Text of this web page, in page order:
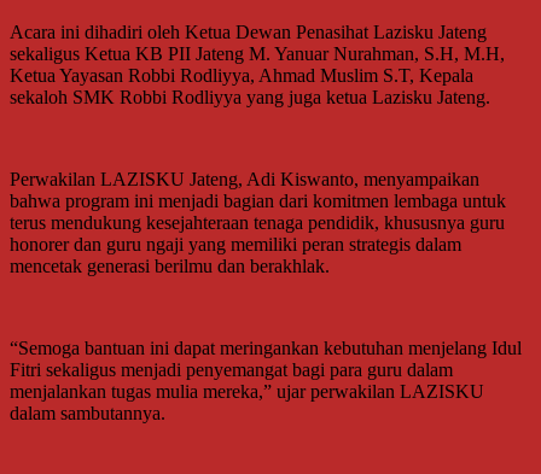
Acara ini dihadiri oleh Ketua Dewan Penasihat Lazisku Jateng
sekaligus Ketua KB PII Jateng M. Yanuar Nurahman, S.H, M.H,
Ketua Yayasan Robbi Rodliyya, Ahmad Muslim S.T, Kepala
sekaloh SMK Robbi Rodliyya yang juga ketua Lazisku Jateng.
Perwakilan LAZISKU Jateng, Adi Kiswanto, menyampaikan
bahwa program ini menjadi bagian dari komitmen lembaga untuk
terus mendukung kesejahteraan tenaga pendidik, khususnya guru
honorer dan guru ngaji yang memiliki peran strategis dalam
mencetak generasi berilmu dan berakhlak.
“Semoga bantuan ini dapat meringankan kebutuhan menjelang Idul
Fitri sekaligus menjadi penyemangat bagi para guru dalam
menjalankan tugas mulia mereka,” ujar perwakilan LAZISKU
dalam sambutannya.